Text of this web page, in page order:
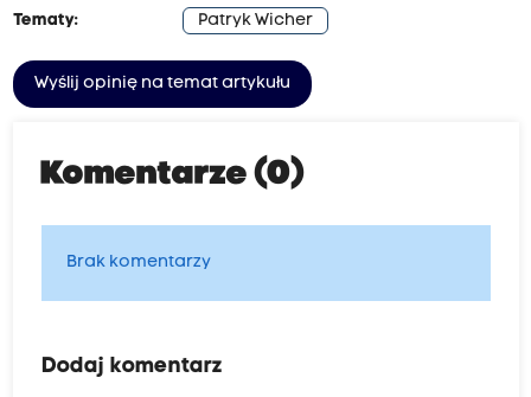
Tematy: Patryk Wicher
Wyślij opinię na temat artykułu
Komentarze (0)
Brak komentarzy
Dodaj komentarz